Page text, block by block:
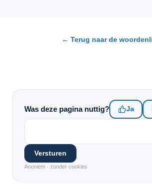
← Terug naar de
Was deze pagina nuttig? Ja
Versturen
Anoniem · zonder cookies